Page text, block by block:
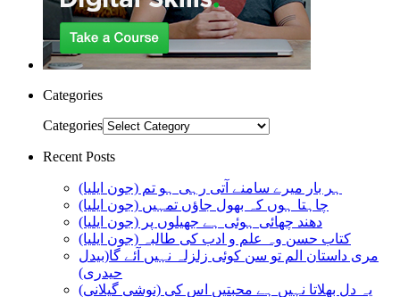
Categories
Categories
Recent Posts
ہر بار میرے سامنے آتی رہی ہو تم (جون ایلیا)
چاہتا ہوں کہ بھول جاؤں تمہیں (جون ایلیا)
دھند چھائی ہوئی ہے جھیلوں پر (جون ایلیا)
کتاب حسن وہ علم و ادب کی طالبہ (جون ایلیا)
مری داستان الم تو سن کوئی زلزلہ نہیں آئے گا(بیدل
حیدری)
یہ دل بھلاتا نہیں ہے محبتیں اس کی (نوشی گیلانی)